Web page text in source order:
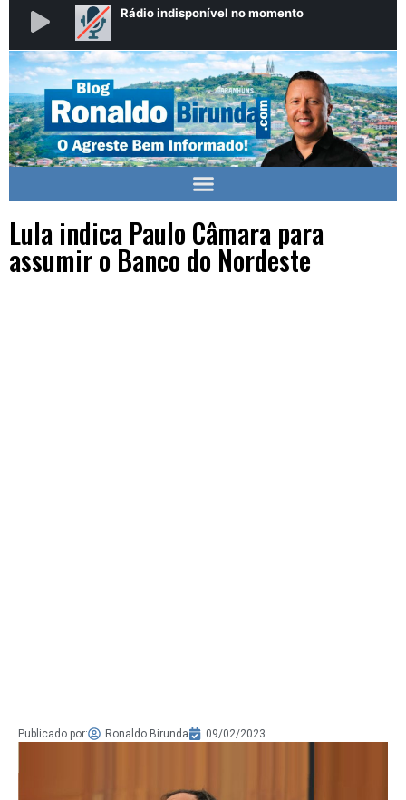
Lula indica Paulo Câmara para
assumir o Banco do Nordeste
Publicado por: Ronaldo Birunda 09/02/2023